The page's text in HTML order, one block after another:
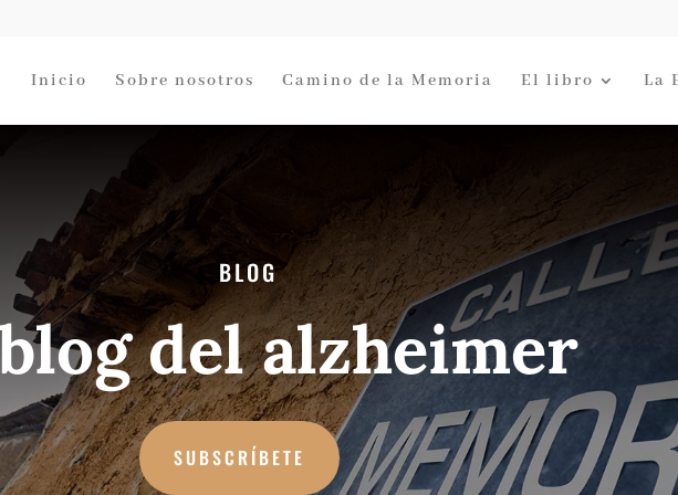
Inicio Sobre nosotros Camino de la Memoria El libro La
BLOG
del alzheimer
SUBSCRÍBETE